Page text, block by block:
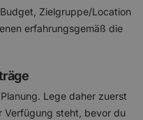
Zielgruppe/Location
erfahrungsgemäß die
Lege daher zuerst
Verfügung steht, bevor du